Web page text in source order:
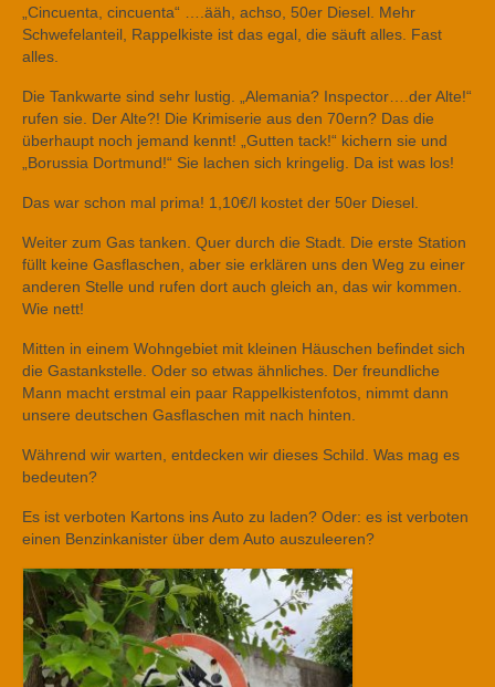
„Cincuenta, cincuenta“ ….ääh, achso, 50er Diesel. Mehr
Schwefelanteil, Rappelkiste ist das egal, die säuft alles. Fast
alles.
Die Tankwarte sind sehr lustig. „Alemania? Inspector….der Alte!“
rufen sie. Der Alte?! Die Krimiserie aus den 70ern? Das die
überhaupt noch jemand kennt! „Gutten tack!“ kichern sie und
„Borussia Dortmund!“ Sie lachen sich kringelig. Da ist was los!
Das war schon mal prima! 1,10€/l kostet der 50er Diesel.
Weiter zum Gas tanken. Quer durch die Stadt. Die erste Station
füllt keine Gasflaschen, aber sie erklären uns den Weg zu einer
anderen Stelle und rufen dort auch gleich an, das wir kommen.
Wie nett!
Mitten in einem Wohngebiet mit kleinen Häuschen befindet sich
die Gastankstelle. Oder so etwas ähnliches. Der freundliche
Mann macht erstmal ein paar Rappelkistenfotos, nimmt dann
unsere deutschen Gasflaschen mit nach hinten.
Während wir warten, entdecken wir dieses Schild. Was mag es
bedeuten?
Es ist verboten Kartons ins Auto zu laden? Oder: es ist verboten
einen Benzinkanister über dem Auto auszuleeren?